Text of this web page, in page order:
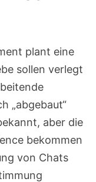
plant eine
sollen verlegt
„abgebaut“
aber die
bekommen
von Chats